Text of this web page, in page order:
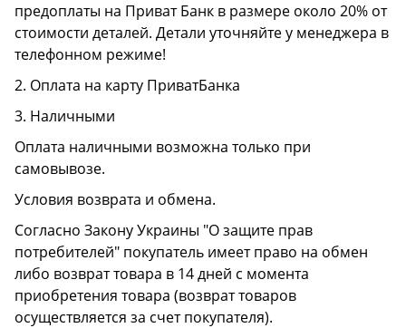
предоплаты на Приват Банк в размере около 20% от
стоимости деталей. Детали уточняйте у менеджера в
телефонном режиме!
2. Оплата на карту ПриватБанка
3. Наличными
Оплата наличными возможна только при
самовывозе.
Условия возврата и обмена.
Согласно Закону Украины "О защите прав
потребителей" покупатель имеет право на обмен
либо возврат товара в 14 дней с момента
приобретения товара (возврат товаров
осуществляется за счет покупателя).